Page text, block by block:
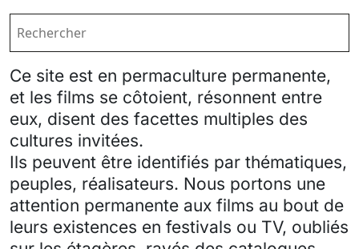
Ce site est en permaculture permanente,
et les films se côtoient, résonnent entre
eux, disent des facettes multiples des
cultures invitées.
Ils peuvent être identifiés par thématiques,
peuples, réalisateurs. Nous portons une
attention permanente aux films au bout de
leurs existences en festivals ou TV, oubliés